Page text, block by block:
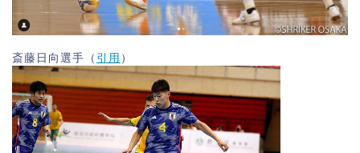
斎藤日向選手（ 引用 ）